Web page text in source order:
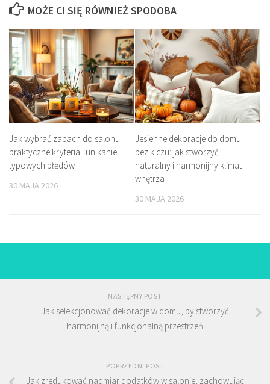
MOŻE CI SIĘ RÓWNIEŻ SPODOBA
Jak wybrać zapach do salonu:
praktyczne kryteria i unikanie
typowych błędów
30 MAJA 2026
Jesienne dekoracje do domu
bez kiczu: jak stworzyć
naturalny i harmonijny klimat
wnętrza
30 MAJA 2026
NASTĘPNY POST
Jak selekcjonować dekoracje w domu, by stworzyć
harmonijną i funkcjonalną przestrzeń
POPRZEDNI POST
Jak zredukować nadmiar dodatków w salonie, zachowując